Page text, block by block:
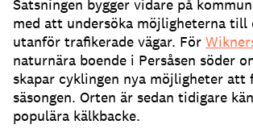
Satsningen bygger vidare på
med att undersöka möjligheterna till
utanför trafikerade vägar. För
naturnära boende i Persåsen söder
skapar cyklingen nya möjligheter att
säsongen. Orten är sedan tidigare
populära kälkbacke.